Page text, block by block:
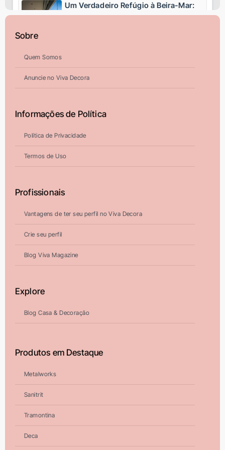
Um Verdadeiro Refúgio à Beira-Mar:
Apartamento de 270m²
Apartamento de 270m²
Transformado Após Retrofit em
Riviera
CASAECONSTRUCAO.VIVADECORA.COM.BR
Carlo Ratti participa da 4ª edição do
como a arquitetura pode contribuir
para regenerar o planeta
João Armentano: Projetos e Casa em
Especificação do Drywall: Guia
ARQUITETURA.VIVADECORA.COM.BR
da arquitetura italiana no Brasil
Sobre
Quem Somos
Anuncie no Viva Decora
Informações de Política
Política de Privacidade
Termos de Uso
Profissionais
Vantagens de ter seu perfil no Viva Decora
Crie seu perfil
Blog Viva Magazine
Explore
Blog Casa & Decoração
Produtos em Destaque
Metalworks
Sanitrit
Tramontina
Deca